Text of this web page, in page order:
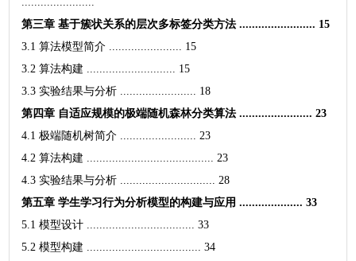
第三章 基于簇状关系的层次多标签分类方法 ........................ 15
3.1 算法模型简介 ....................... 15
3.2 算法构建 ............................ 15
3.3 实验结果与分析 ........................ 18
第四章 自适应规模的极端随机森林分类算法 ....................... 23
4.1 极端随机树简介 ........................ 23
4.2 算法构建 ........................................ 23
4.3 实验结果与分析 .............................. 28
第五章 学生学习行为分析模型的构建与应用 .................... 33
5.1 模型设计 .................................. 33
5.2 模型构建 .................................... 34